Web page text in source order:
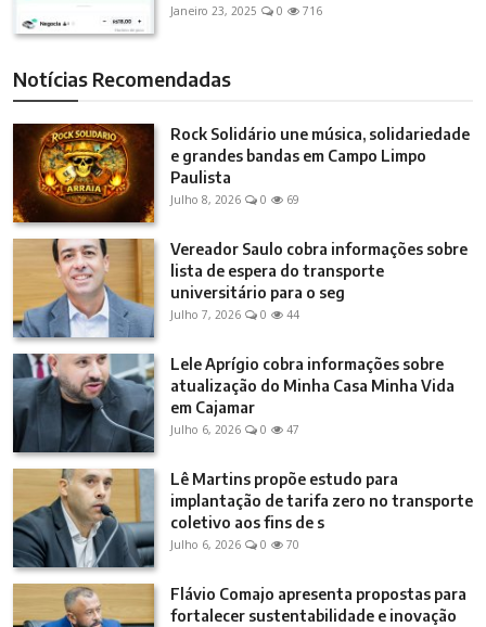
Janeiro 23, 2025 0 716
Notícias Recomendadas
Rock Solidário une música, solidariedade
e grandes bandas em Campo Limpo
Paulista
Julho 8, 2026 0 69
Vereador Saulo cobra informações sobre
lista de espera do transporte
universitário para o seg
Julho 7, 2026 0 44
Lele Aprígio cobra informações sobre
atualização do Minha Casa Minha Vida
em Cajamar
Julho 6, 2026 0 47
Lê Martins propõe estudo para
implantação de tarifa zero no transporte
coletivo aos fins de s
Julho 6, 2026 0 70
Flávio Comajo apresenta propostas para
fortalecer sustentabilidade e inovação